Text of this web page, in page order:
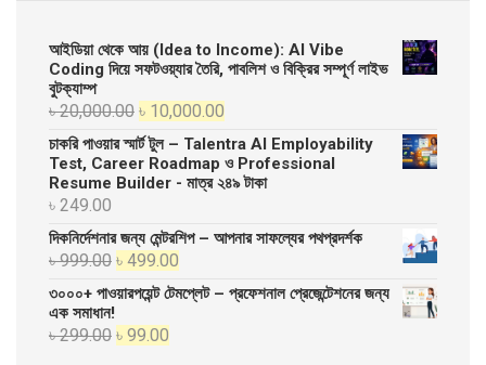
আইডিয়া থেকে আয় (Idea to Income): AI Vibe
Coding দিয়ে সফটওয়্যার তৈরি, পাবলিশ ও বিক্রির সম্পূর্ণ লাইভ
বুটক্যাম্প
৳20,000.00 Original
price
was:
৳ 20,000.00.
৳ 10,000.00
price
is:
৳ 10,000.00.
চাকরি পাওয়ার স্মার্ট টুল – Talentra AI Employability
Test, Career Roadmap ও Professional
Resume Builder - মাত্র ২৪৯ টাকা
৳ 249.00
দিকনির্দেশনার জন্য মেন্টরশিপ – আপনার সাফল্যের পথপ্রদর্শক
৳999.00 Original
price
৳ 999.00.
৳ 499.00
price
৩০০০+ পাওয়ারপয়েন্ট টেমপ্লেট – প্রফেশনাল প্রেজেন্টেশনের জন্য
এক সমাধান!
৳299.00 Original
৳ 99.00